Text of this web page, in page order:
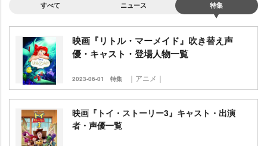
すべて ニュース 特集
映画『リトル・マーメイド』吹き替え声
優・キャスト・登場人物一覧
2023-06-01 特集 ｜アニメ｜
映画『トイ・ストーリー3』キャスト・出演
者・声優一覧